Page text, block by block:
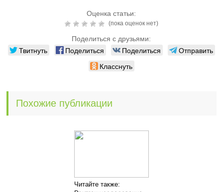
Оценка статьи:
(пока оценок нет)
Поделиться с друзьями:
Твитнуть Поделиться Поделиться
Отправить
Класснуть
Похожие публикации
Читайте также: